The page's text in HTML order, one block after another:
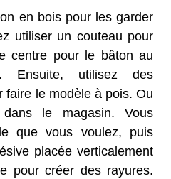
en bois pour les garder
utiliser un couteau pour
centre pour le bâton au
Ensuite, utilisez des
faire le modèle à pois. Ou
dans le magasin. Vous
que vous voulez, puis
placée verticalement
pour créer des rayures.